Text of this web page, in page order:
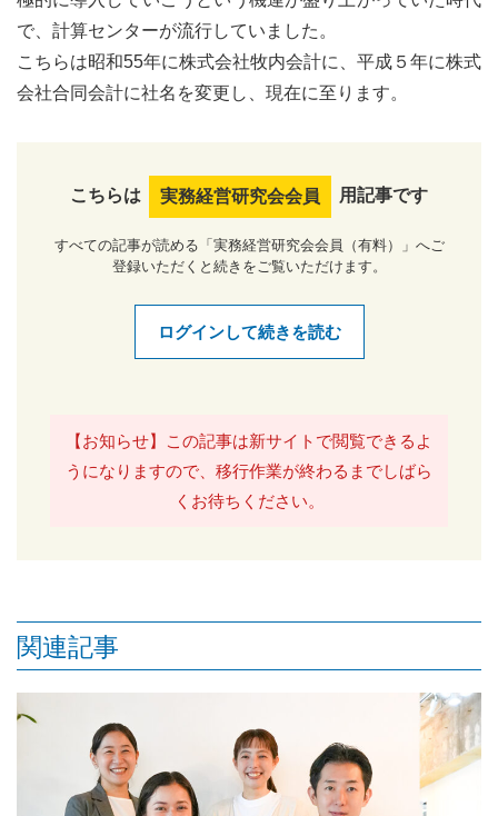
で、計算センターが流行していました。
こちらは昭和55年に株式会社牧内会計に、平成５年に株式
会社合同会計に社名を変更し、現在に至ります。
こちらは 実務経営研究会会員 用記事です
すべての記事が読める「実務経営研究会会員（有料）」へご
登録いただくと続きをご覧いただけます。
ログインして続きを読む
【お知らせ】この記事は新サイトで閲覧できるよ
うになりますので、移行作業が終わるまでしばら
くお待ちください。
関連記事